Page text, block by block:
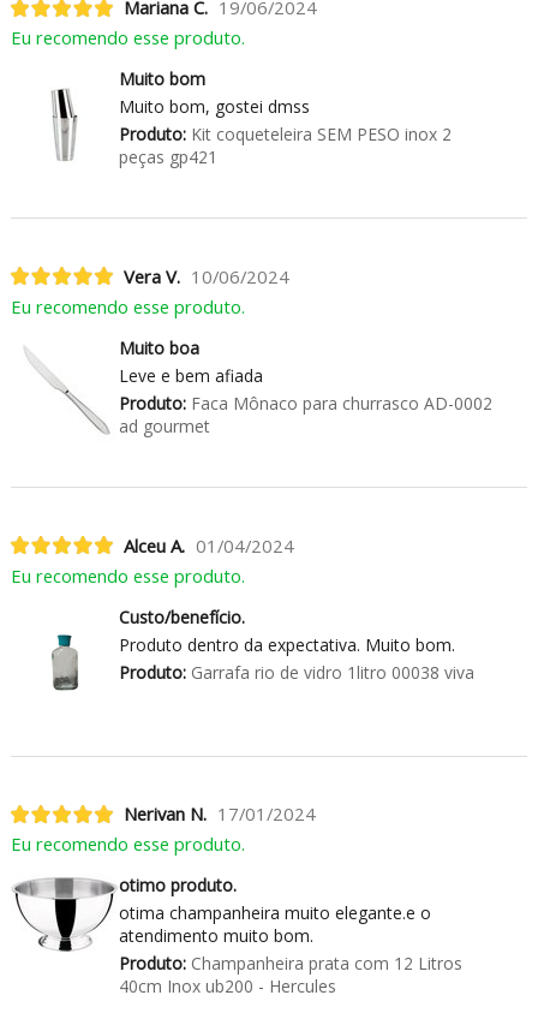
Mariana C. 19/06/2024
Eu recomendo esse produto.
Muito bom
Muito bom, gostei dmss
Produto:Kit coqueteleira SEM PESO inox 2
peças gp421
Vera V. 10/06/2024
Eu recomendo esse produto.
Muito boa
Leve e bem afiada
Produto:Faca Mônaco para churrasco AD-0002
ad gourmet
Alceu A. 01/04/2024
Eu recomendo esse produto.
Custo/benefício.
Produto dentro da expectativa. Muito bom.
Produto:Garrafa rio de vidro 1litro 00038 viva
Nerivan N. 17/01/2024
Eu recomendo esse produto.
otimo produto.
otima champanheira muito elegante.e o
atendimento muito bom.
Produto:Champanheira prata com 12 Litros
40cm Inox ub200 - Hercules